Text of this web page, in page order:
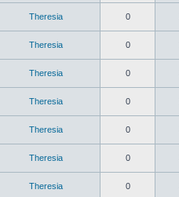
Theresia 0
Theresia 0
Theresia 0
Theresia 0
Theresia 0
Theresia 0
Theresia 0